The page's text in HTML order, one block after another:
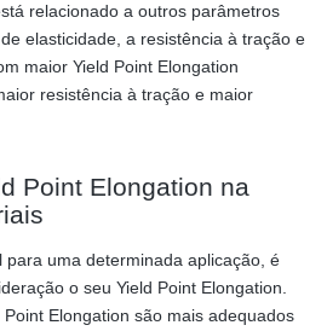
relacionado a outros parâmetros
elasticidade, a resistência à tração e
maior Yield Point Elongation
resistência à tração e maior
Point Elongation na
para uma determinada aplicação, é
o seu Yield Point Elongation.
Elongation são mais adequados